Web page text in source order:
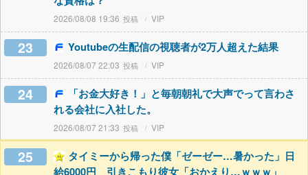
2026/08/08 19:36 VIP
23 Youtubeの生配信の視聴者が2万人超えた結果
2026/08/07 22:03 VIP
24
「お金大好き！」と毎朝朝礼で大声でって言わさ
れる会社に入社した。
2026/08/07 21:33 VIP
25
タイミーから帰った僕「ゼーゼー…暑かった」日
給6000円 引きこもり彼女「おかえり…ｗｗｗ」